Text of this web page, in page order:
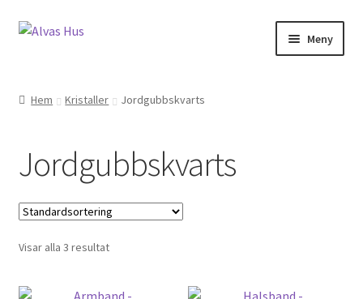
Hoppa
Hoppa
Meny
Hem Kristaller Jordgubbskvarts
Jordgubbskvarts
Visar alla 3 resultat